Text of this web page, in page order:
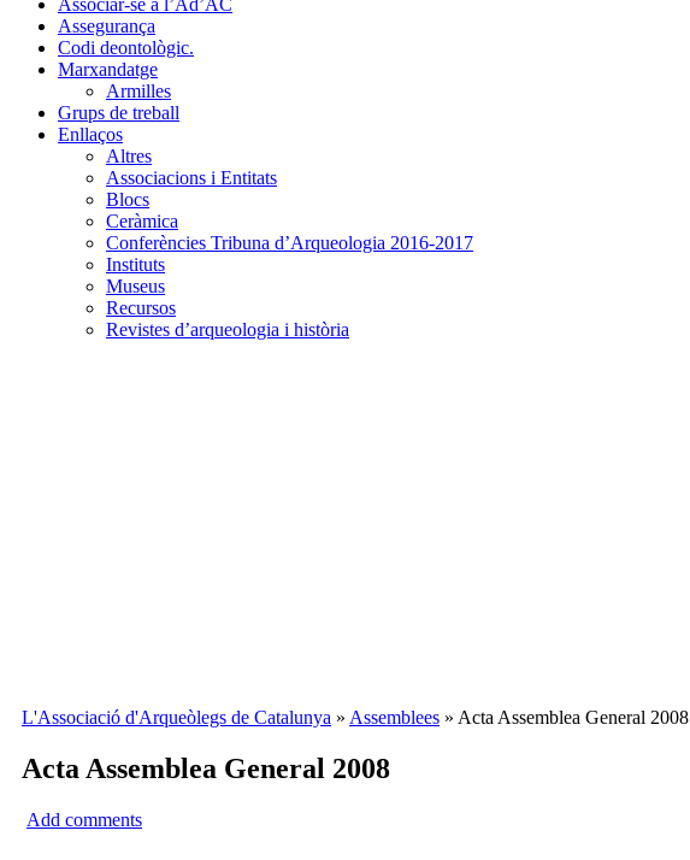
Assegurança
Codi deontològic.
Marxandatge
Armilles
Grups de treball
Enllaços
Altres
Associacions i Entitats
Blocs
Ceràmica
Conferències Tribuna d’Arqueologia 2016-2017
Instituts
Museus
Recursos
Revistes d’arqueologia i història
L'Associació d'Arqueòlegs de Catalunya » Assemblees » Acta Assemblea General 2008
Acta Assemblea General 2008
Add comments